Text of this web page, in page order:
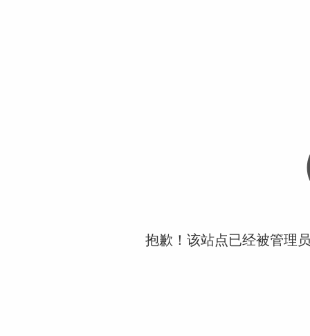
抱歉！该站点已经被管理